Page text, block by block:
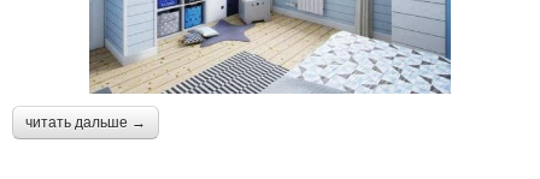
читать дальше →